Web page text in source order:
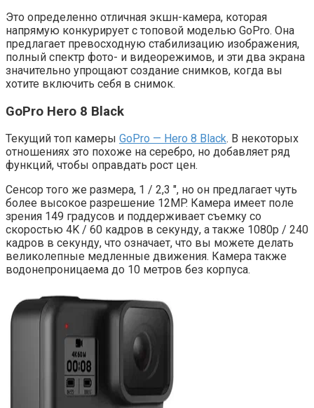
Это определенно отличная экшн-камера, которая
напрямую конкурирует с топовой моделью GoPro. Она
предлагает превосходную стабилизацию изображения,
полный спектр фото- и видеорежимов, и эти два экрана
значительно упрощают создание снимков, когда вы
хотите включить себя в снимок.
GoPro Hero 8 Black
Текущий топ камеры GoPro — Hero 8 Black. В некоторых
отношениях это похоже на серебро, но добавляет ряд
функций, чтобы оправдать рост цен.
Сенсор того же размера, 1 / 2,3 ″, но он предлагает чуть
более высокое разрешение 12MP. Камера имеет поле
зрения 149 градусов и поддерживает съемку со
скоростью 4K / 60 кадров в секунду, а также 1080p / 240
кадров в секунду, что означает, что вы можете делать
великолепные медленные движения. Камера также
водонепроницаема до 10 метров без корпуса.